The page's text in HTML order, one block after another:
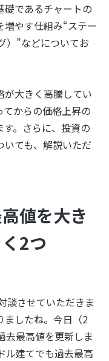
礎であるチャートの
やす仕組み“ステー
）”などについてお
が大きく高騰してい
からの価格上昇の
。さらに、投資の
ても、解説いただ
値を大き
2つ
談させていただきま
ましたね。今日（2
去最高値を更新しま
ル建てでも過去最高